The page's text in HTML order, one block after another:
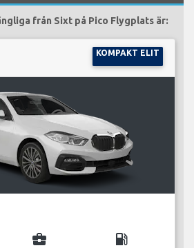
från Sixt på Pico Flygplats är:
KOMPAKT ELIT
business_center local_gas_station